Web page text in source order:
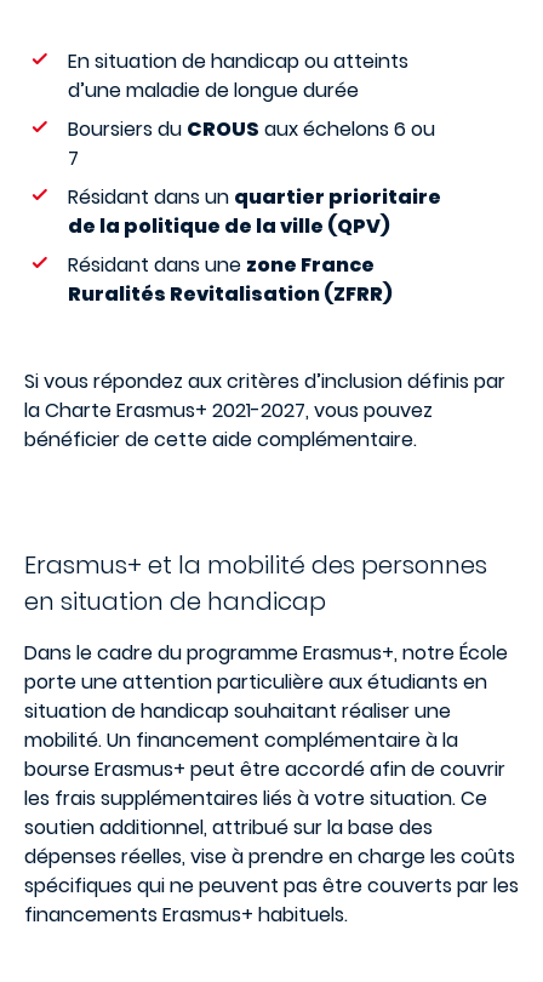
En situation de handicap ou atteints
d’une maladie de longue durée
Boursiers du CROUS aux échelons 6 ou
7
Résidant dans un quartier prioritaire
de la politique de la ville (QPV)
Résidant dans une zone France
Ruralités Revitalisation (ZFRR)
Si vous répondez aux critères d’inclusion définis par
la Charte Erasmus+ 2021-2027, vous pouvez
bénéficier de cette aide complémentaire.
Erasmus+ et la mobilité des personnes
en situation de handicap
Dans le cadre du programme Erasmus+, notre École
porte une attention particulière aux étudiants en
situation de handicap souhaitant réaliser une
mobilité. Un financement complémentaire à la
bourse Erasmus+ peut être accordé afin de couvrir
les frais supplémentaires liés à votre situation. Ce
soutien additionnel, attribué sur la base des
dépenses réelles, vise à prendre en charge les coûts
spécifiques qui ne peuvent pas être couverts par les
financements Erasmus+ habituels.